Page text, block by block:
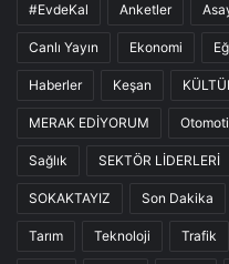
#EvdeKal Anketler
Canlı Yayın Ekonomi
Haberler Keşan
MERAK EDİYORUM
Sağlık SEKTÖR LİDERLERİ
SOKAKTAYIZ Son Dakika
Tarım Teknoloji Trafik